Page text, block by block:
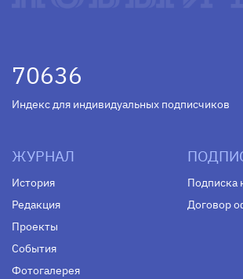
70636
Индекс для индивидуальных подписчиков
ЖУРНАЛ
История
Редакция
Проекты
События
Фотогалерея
Подписка
Договор